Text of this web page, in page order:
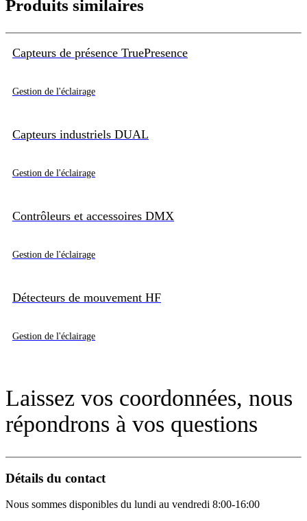
Produits similaires
Capteurs de présence TruePresence
Gestion de l'éclairage
Capteurs industriels DUAL
Gestion de l'éclairage
Contrôleurs et accessoires DMX
Gestion de l'éclairage
Détecteurs de mouvement HF
Gestion de l'éclairage
Laissez vos coordonnées, nous
répondrons à vos questions
Détails du contact
Nous sommes disponibles du lundi au vendredi 8:00-16:00